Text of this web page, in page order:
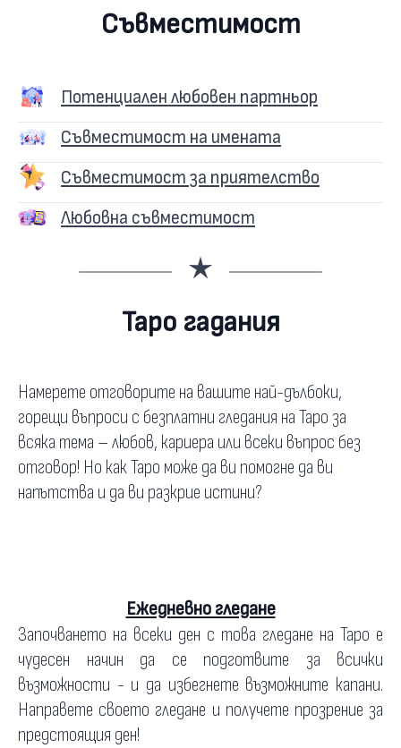
Съвместимост
Потенциален любовен партньор
Съвместимост на имената
Съвместимост за приятелство
Любовна съвместимост
Таро гадания
Намерете отговорите на вашите най-дълбоки,
горещи въпроси с безплатни гледания на Таро за
всяка тема – любов, кариера или всеки въпрос без
отговор! Но как Таро може да ви помогне да ви
напътства и да ви разкрие истини?
Ежедневно гледане
Започването на всеки ден с това гледане на Таро е
чудесен начин да се подготвите за всички
възможности - и да избегнете възможните капани.
Направете своето гледане и получете прозрение за
предстоящия ден!